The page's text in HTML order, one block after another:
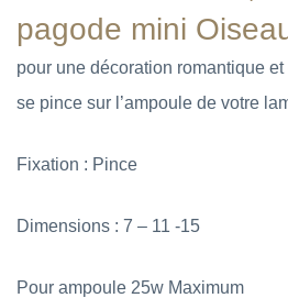
pagode mini
pour une décoration romantique
se pince sur l’ampoule de votre
Fixation : Pince
Dimensions : 7 – 11 -15
Pour ampoule 25w Maximum